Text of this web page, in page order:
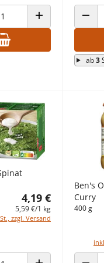
ANZAHL ERHÖHEN
ab3
4,19 €
5,59 €/1 kg
zzgl. Versand
Ben's
Curry
400 g